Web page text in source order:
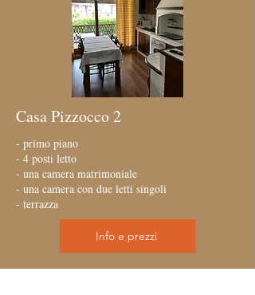
Casa Pizzocco 2
- primo piano
- 4 posti letto
- una camera matrimoniale
- una camera con due letti singoli
- terrazza
Info e prezzi